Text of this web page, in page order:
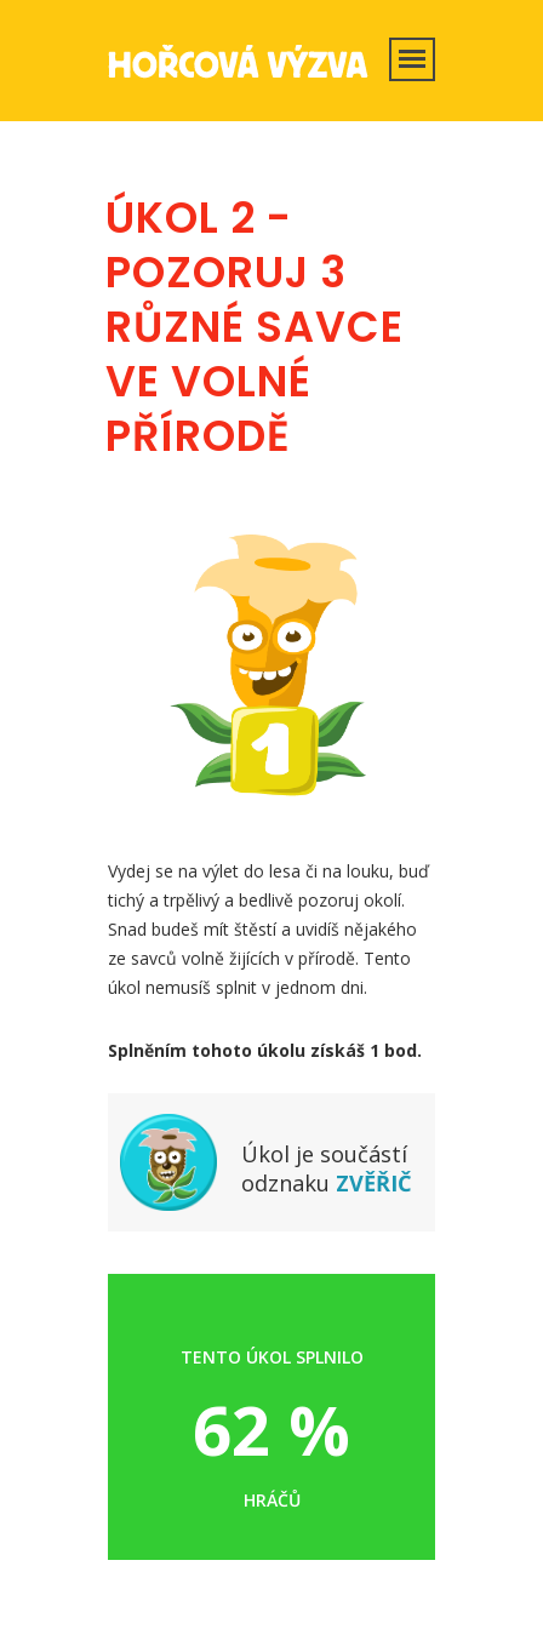
ÚKOL 2 -
POZORUJ 3
RŮZNÉ SAVCE
VE VOLNÉ
PŘÍRODĚ
Vydej se na výlet do lesa či na louku, buď
tichý a trpělivý a bedlivě pozoruj okolí.
Snad budeš mít štěstí a uvidíš nějakého
ze savců volně žijících v přírodě. Tento
úkol nemusíš splnit v jednom dni.
Splněním tohoto úkolu získáš 1 bod.
Úkol je součástí
odznaku ZVĚŘIČ
TENTO ÚKOL SPLNILO
62 %
HRÁČŮ